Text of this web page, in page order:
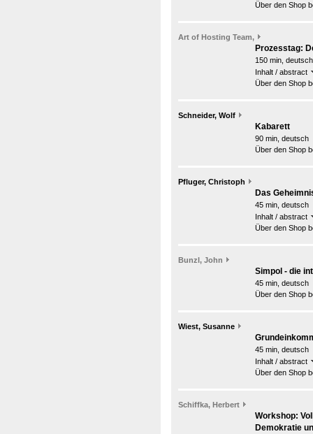
Über den Shop
Art of Hosting Team,
Prozesstag:
150 min, deutsch
Inhalt / abstract
Über den Shop
Schneider, Wolf
Kabarett
90 min, deutsch
Über den Shop
Pfluger, Christoph
Das
45 min, deutsch
Inhalt / abstract
Über den Shop
Bunzl, John
Simpol - die
45 min, deutsch
Über den Shop
Wiest, Susanne
45 min, deutsch
Inhalt / abstract
Über den Shop
Schiffka, Herbert
Workshop:
Demokratie